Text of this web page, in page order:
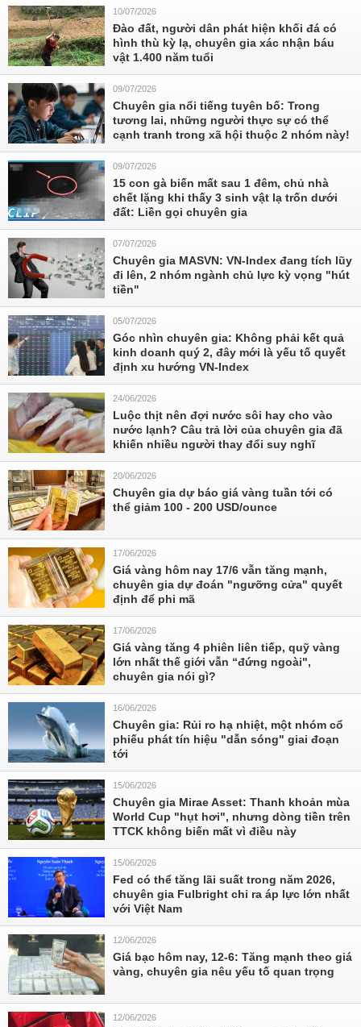
10/07/2026
Đào đất, người dân phát hiện khối đá có
hình thù kỳ lạ, chuyên gia xác nhận báu
vật 1.400 năm tuổi
09/07/2026
Chuyên gia nổi tiếng tuyên bố: Trong
tương lai, những người thực sự có thể
cạnh tranh trong xã hội thuộc 2 nhóm này!
09/07/2026
15 con gà biến mất sau 1 đêm, chủ nhà
chết lặng khi thấy 3 sinh vật lạ trốn dưới
đất: Liền gọi chuyên gia
07/07/2026
Chuyên gia MASVN: VN-Index đang tích lũy
đi lên, 2 nhóm ngành chủ lực kỳ vọng "hút
tiền"
05/07/2026
Góc nhìn chuyên gia: Không phải kết quả
kinh doanh quý 2, đây mới là yếu tố quyết
định xu hướng VN-Index
24/06/2026
Luộc thịt nên đợi nước sôi hay cho vào
nước lạnh? Câu trả lời của chuyên gia đã
khiến nhiều người thay đổi suy nghĩ
20/06/2026
Chuyên gia dự báo giá vàng tuần tới có
thể giảm 100 - 200 USD/ounce
17/06/2026
Giá vàng hôm nay 17/6 vẫn tăng mạnh,
chuyên gia dự đoán "ngưỡng cửa" quyết
định để phi mã
17/06/2026
Giá vàng tăng 4 phiên liên tiếp, quỹ vàng
lớn nhất thế giới vẫn “đứng ngoài",
chuyên gia nói gì?
16/06/2026
Chuyên gia: Rủi ro hạ nhiệt, một nhóm cổ
phiếu phát tín hiệu "dẫn sóng" giai đoạn
tới
15/06/2026
Chuyên gia Mirae Asset: Thanh khoản mùa
World Cup "hụt hơi", nhưng dòng tiền trên
TTCK không biến mất vì điều này
15/06/2026
Fed có thể tăng lãi suất trong năm 2026,
chuyên gia Fulbright chỉ ra áp lực lớn nhất
với Việt Nam
12/06/2026
Giá bạc hôm nay, 12-6: Tăng mạnh theo giá
vàng, chuyên gia nêu yếu tố quan trọng
12/06/2026